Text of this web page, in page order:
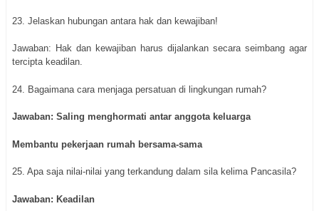
23. Jelaskan hubungan antara hak dan kewajiban!
Jawaban: Hak dan kewajiban harus dijalankan secara seimbang agar
tercipta keadilan.
24. Bagaimana cara menjaga persatuan di lingkungan rumah?
Jawaban: Saling menghormati antar anggota keluarga
Membantu pekerjaan rumah bersama-sama
25. Apa saja nilai-nilai yang terkandung dalam sila kelima Pancasila?
Jawaban: Keadilan